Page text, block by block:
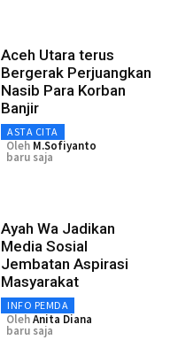
Aceh Utara terus
Bergerak Perjuangkan
Nasib Para Korban
Banjir
ASTA CITA
Oleh M.Sofiyanto
baru saja
Ayah Wa Jadikan
Media Sosial
Jembatan Aspirasi
Masyarakat
INFO PEMDA
OlehAnita Diana
baru saja